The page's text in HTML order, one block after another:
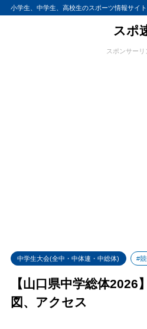
小学生、中学生、高校生のスポーツ情報サイト
スポ
スポンサーリ
中学生大会(全中・中体連・中総体) #
【山口県中学総体2026
図、アクセス